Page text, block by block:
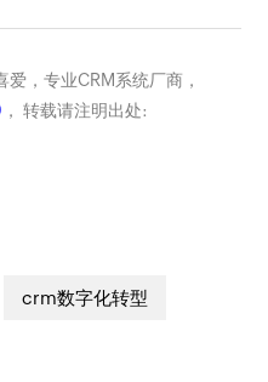
，专业CRM系统厂商，
， 转载请注明出处:
crm数字化转型